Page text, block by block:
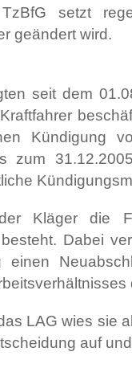
setzt
geändert wird.
seit dem
Kündigung
zum
Kläger die
Dabei
einen
LAG wies sie
auf